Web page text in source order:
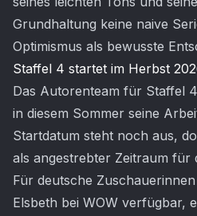
Grundhaltung keine naive
Optimismus als bewusste
Staffel 4 startet im Herbst
Das Autorenteam für Staffel
in diesem Sommer seine
Startdatum steht noch aus,
als angestrebter Zeitraum für
Für deutsche
Elsbeth bei WOW verfügbar,